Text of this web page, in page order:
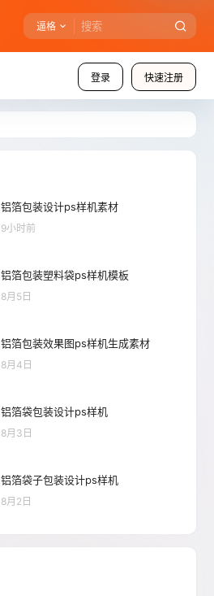
逼格
登录 快速注册
铝箔包装设计ps样机素材
9小时前
铝箔包装塑料袋ps样机模板
8月5日
铝箔包装效果图ps样机生成素材
8月4日
铝箔袋包装设计ps样机
8月3日
铝箔袋子包装设计ps样机
8月2日